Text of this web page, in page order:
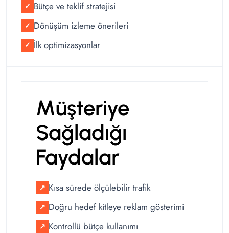
✓ Bütçe ve teklif stratejisi
✓ Dönüşüm izleme önerileri
✓ İlk optimizasyonlar
Müşteriye
Sağladığı
Faydalar
↗ Kısa sürede ölçülebilir trafik
↗ Doğru hedef kitleye reklam gösterimi
↗ Kontrollü bütçe kullanımı